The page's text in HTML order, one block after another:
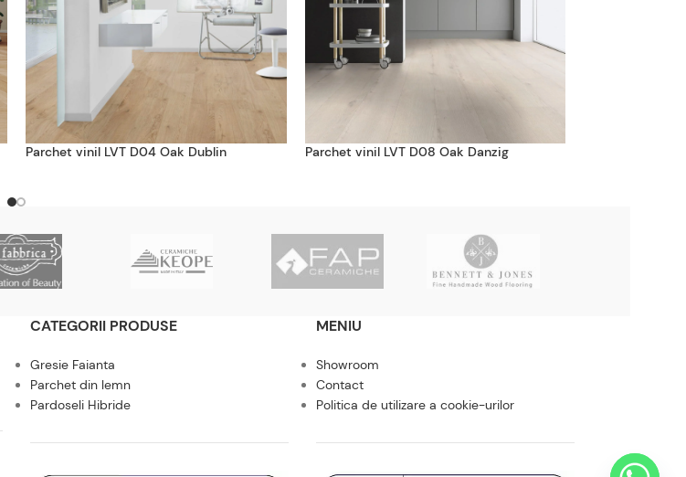
Parchet vinil LVT D04 Oak Dublin Parchet vinil LVT D08 Oak Danzig
CATEGORII PRODUSE
Gresie Faianta
Parchet din lemn
Pardoseli Hibride
MENIU
Showroom
Contact
Politica de utilizare a cookie-urilor